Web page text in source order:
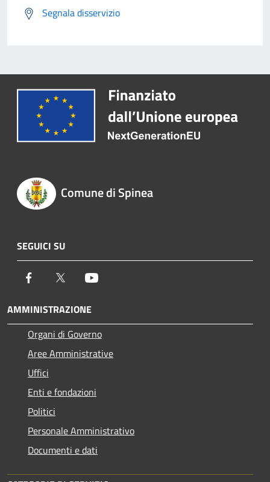
Segnala disservizio
Comune di Spinea
SEGUICI SU
Facebook Twitter
AMMINISTRAZIONE
Organi di Governo
Aree Amministrative
Uffici
Enti e fondazioni
Politici
Personale Amministrativo
Documenti e dati